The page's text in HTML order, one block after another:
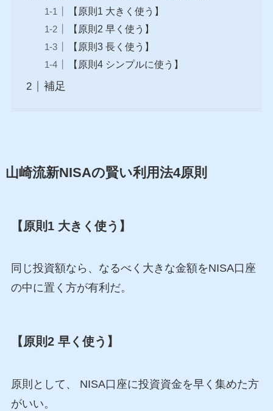
【原則1 大きく使う】
【原則2 早く使う】
【原則3 長く使う】
【原則4 シンプルに使う】
補足
山崎流新NISAの賢い利用法4原則
【原則1 大きく使う】
同じ投資額なら、なるべく大きな金額をNISA口座
の中に置く方が有利だ。
【原則2 早く使う】
原則として、 NISA口座に投資資金を早く集めた方
がいい。